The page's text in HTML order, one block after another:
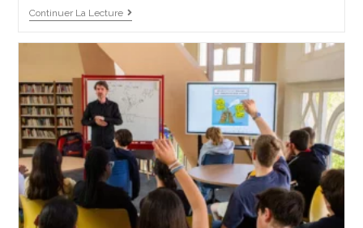
Continuer La Lecture